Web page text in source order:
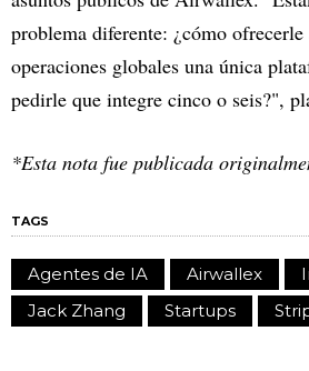
problema diferente: ¿cómo ofrecerle
operaciones globales una única
pedirle que integre cinco o seis?",
*Esta nota fue publicada
TAGS
Agentes de IA Airwallex
Jack Zhang
Startups